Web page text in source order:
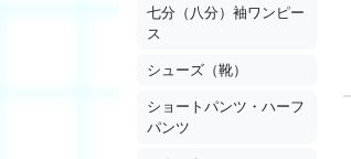
七分（八分）袖ワンピー
ス
シューズ（靴）
ショートパンツ・ハーフ
パンツ